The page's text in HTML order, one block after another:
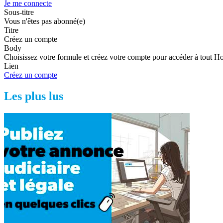
Je me connecte
Sous-titre
Vous n'êtes pas abonné(e)
Titre
Créez un compte
Body
Choisissez votre formule et créez votre compte pour accéder à tout
Lien
Créez un compte
Les plus lus